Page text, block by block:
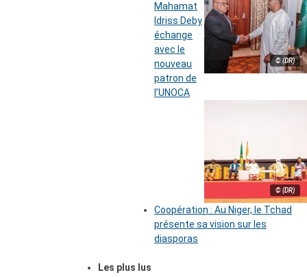
© (DR)
Mahamat
Idriss Deby
échange
avec le
nouveau
patron de
l’UNOCA
© (DR)
Coopération : Au Niger, le Tchad
présente sa vision sur les
diasporas
Les plus lus